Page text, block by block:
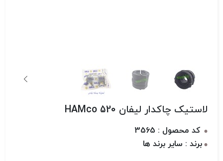
لاستیک چاکدار لیفان HAMco 520
کد محصول : 3565
برند : سایر برند ها